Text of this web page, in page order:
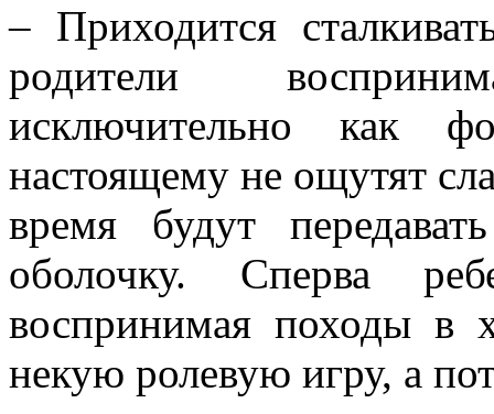
– Приходится
родители
исключительно как
настоящему не ощутят
время будут
оболочку. Сперва
воспринимая походы в
некую ролевую игру, а